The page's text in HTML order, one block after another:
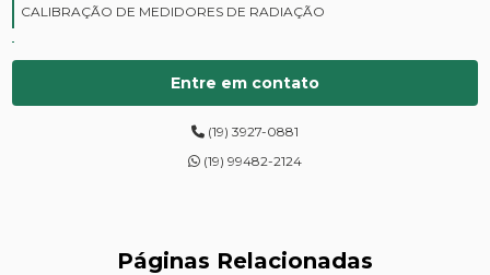
CALIBRAÇÃO DE MEDIDORES DE RADIAÇÃO
CURSOS DE PROTEÇÃO RADIOLÓGICA
DIGITALIZAÇÃO DE FILMES RADIOGRÁFICOS
ENSAIOS DE DUREZA DE CAMPO
Entre em contato
(19) 3927-0881
(19) 99482-2124
Páginas Relacionadas